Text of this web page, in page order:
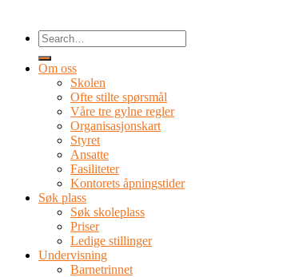
Om oss
Skolen
Ofte stilte spørsmål
Våre tre gylne regler
Organisasjonskart
Styret
Ansatte
Fasiliteter
Kontorets åpningstider
Søk plass
Søk skoleplass
Priser
Ledige stillinger
Undervisning
Barnetrinnet